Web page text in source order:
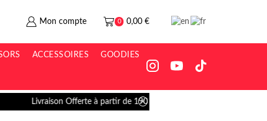
Mon compte 0 0,00€
ACCESSOIRES GOODIES
/ Livraison 5€ en Mondial Relay Go shop